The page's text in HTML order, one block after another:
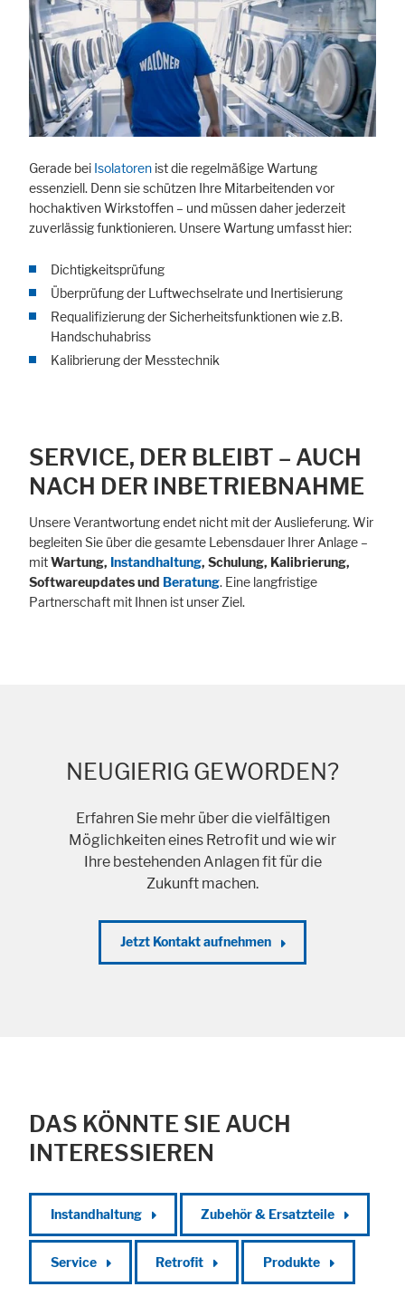
Gerade bei Isolatoren ist die regelmäßige Wartung
essenziell. Denn sie schützen Ihre Mitarbeitenden vor
hochaktiven Wirkstoffen – und müssen daher jederzeit
zuverlässig funktionieren. Unsere Wartung umfasst hier:
Dichtigkeitsprüfung
Überprüfung der Luftwechselrate und Inertisierung
Requalifizierung der Sicherheitsfunktionen wie z.B.
Handschuhabriss
Kalibrierung der Messtechnik
SERVICE, DER BLEIBT – AUCH
NACH DER INBETRIEBNAHME
Unsere Verantwortung endet nicht mit der Auslieferung. Wir
begleiten Sie über die gesamte Lebensdauer Ihrer Anlage –
mitWartung, Instandhaltung, Schulung, Kalibrierung,
Softwareupdates und Beratung. Eine langfristige
Partnerschaft mit Ihnen ist unser Ziel.
NEUGIERIG GEWORDEN?
Erfahren Sie mehr über die vielfältigen
Möglichkeiten eines Retrofit und wie wir
Ihre bestehenden Anlagen fit für die
Zukunft machen.
Jetzt Kontakt aufnehmen
DAS KÖNNTE SIE AUCH
INTERESSIEREN
Instandhaltung Zubehör & Ersatzteile
Service Retrofit Produkte
Alle akzeptieren Speichern Ablehnen